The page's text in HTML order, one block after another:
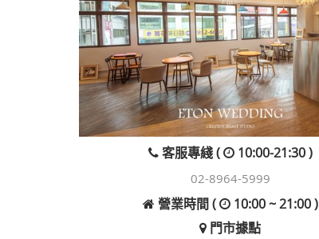
客服專綫 ( 10:00-21:30 )
02-8964-5999
營業時間 (
10:00 ~ 21:00 )
門市據點